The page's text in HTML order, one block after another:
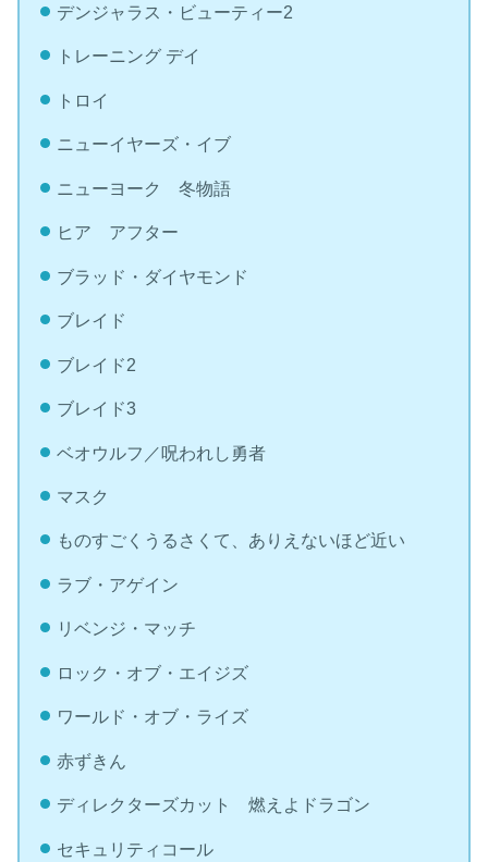
デンジャラス・ビューティー2
トレーニング デイ
トロイ
ニューイヤーズ・イブ
ニューヨーク 冬物語
ヒア アフター
ブラッド・ダイヤモンド
ブレイド
ブレイド2
ブレイド3
ベオウルフ／呪われし勇者
マスク
ものすごくうるさくて、ありえないほど近い
ラブ・アゲイン
リベンジ・マッチ
ロック・オブ・エイジズ
ワールド・オブ・ライズ
赤ずきん
ディレクターズカット 燃えよドラゴン
セキュリティコール